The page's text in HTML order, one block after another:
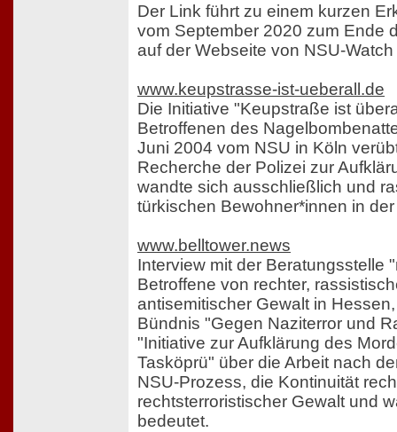
Der Link führt zu einem kurzen
vom September 2020 zum Ende
auf der Webseite von NSU-Watch
www.keupstrasse-ist-ueberall.de
Die Initiative "Keupstraße ist
Betroffenen des
Juni 2004 vom NSU in Köln
Recherche der Polizei zur
wandte sich ausschließlich und
türkischen Bewohner*innen in
www.belltower.news
Interview mit der Beratungsstelle
Betroffene von rechter,
antisemitischer Gewalt in
Bündnis "Gegen Naziterror und
"Initiative zur Aufklärung des
Tasköprü" über die Arbeit nach
NSU-Prozess, die Kontinuität
rechtsterroristischer Gewalt und
bedeutet.